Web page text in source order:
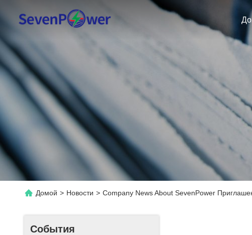
Домой > Новости > Company News About SevenPower
События